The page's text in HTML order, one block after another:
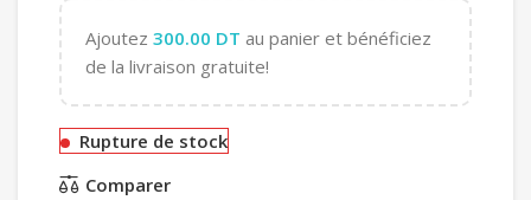
Ajoutez 300.00 DT au panier et bénéficiez
de la livraison gratuite!
Rupture de stock
Comparer